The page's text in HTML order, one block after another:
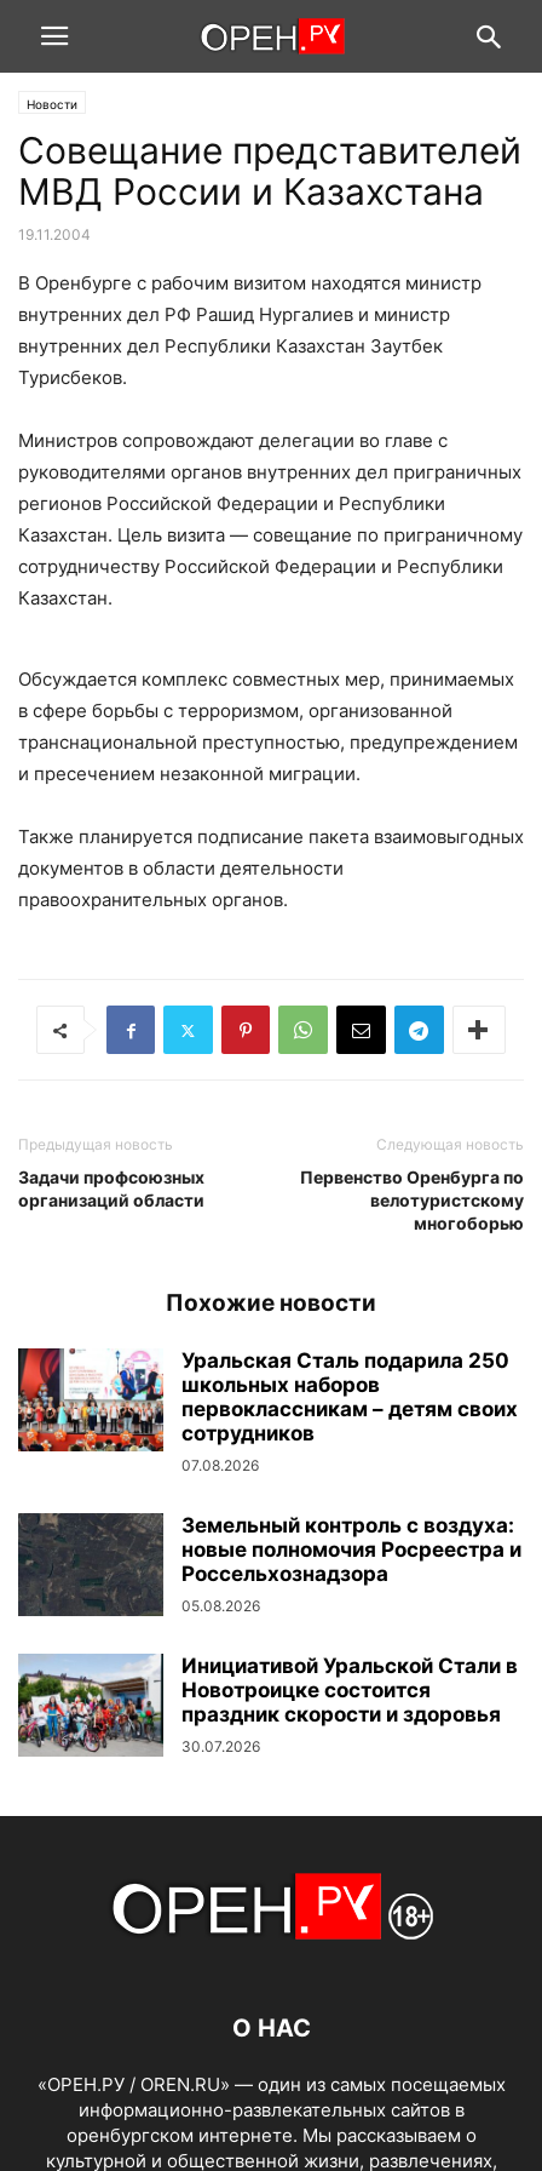
Новости
Совещание представителей
МВД России и Казахстана
19.11.2004
В Оренбурге с рабочим визитом находятся министр
внутренних дел РФ Рашид Нургалиев и министр
внутренних дел Республики Казахстан Заутбек
Турисбеков.
Министров сопровождают делегации во главе с
руководителями органов внутренних дел приграничных
регионов Российской Федерации и Республики
Казахстан. Цель визита — совещание по приграничному
сотрудничеству Российской Федерации и Республики
Казахстан.
Обсуждается комплекс совместных мер, принимаемых
в сфере борьбы с терроризмом, организованной
транснациональной преступностью, предупреждением
и пресечением незаконной миграции.
Также планируется подписание пакета взаимовыгодных
документов в области деятельности
правоохранительных органов.
Предыдущая новость
Задачи профсоюзных
организаций области
Следующая новость
Первенство Оренбурга по
велотуристскому
многоборью
Похожие новости
Уральская Сталь подарила 250
школьных наборов
первоклассникам – детям своих
сотрудников
07.08.2026
Земельный контроль с воздуха:
новые полномочия Росреестра и
Россельхознадзора
05.08.2026
Инициативой Уральской Стали в
Новотроицке состоится
праздник скорости и здоровья
30.07.2026
О НАС
«ОРЕН.РУ / OREN.RU» — один из самых посещаемых
информационно-развлекательных сайтов в
оренбургском интернете. Мы рассказываем о
культурной и общественной жизни, развлечениях,